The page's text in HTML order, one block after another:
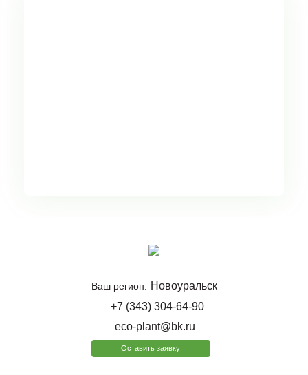
Ваш регион: Новоуральск
+7 (343) 304-64-90
eco-plant@bk.ru
Оставить заявку